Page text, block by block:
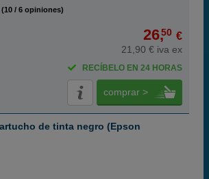
(10 / 6 opiniones)
26,50 €
21,90 € iva ex
RECÍBELO EN 24 HORAS
comprar >
de tinta negro (Epson